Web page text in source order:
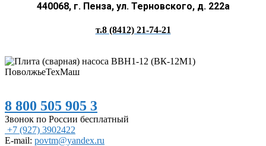
440068, г. Пенза, ул. Терновского, д. 222а
т.8 (8412) 21-74-21
8 800 505 905 3
Звонок по России бесплатный
+7 (927) 3902422
E-mail: povtm@yandex.ru